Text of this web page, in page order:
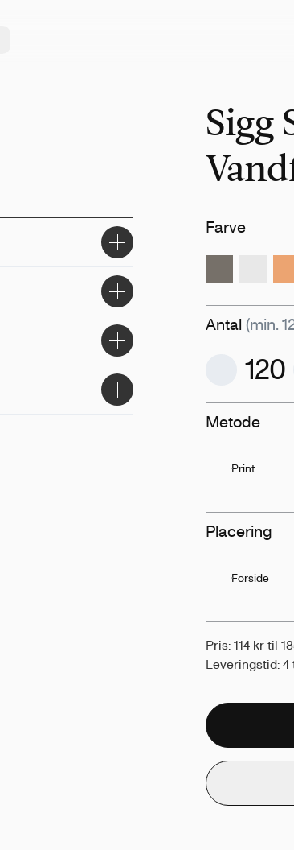
Sigg
Farve
Antal (min.
Metode
Print
Placering
Forside
Pris: 114 kr til
Leveringstid: 4